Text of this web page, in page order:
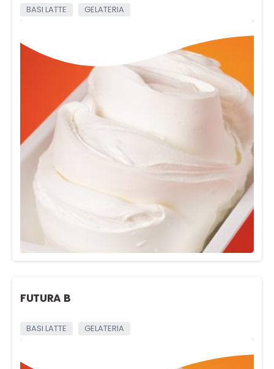
BASI LATTE GELATERIA
FUTURA B
BASI LATTE GELATERIA